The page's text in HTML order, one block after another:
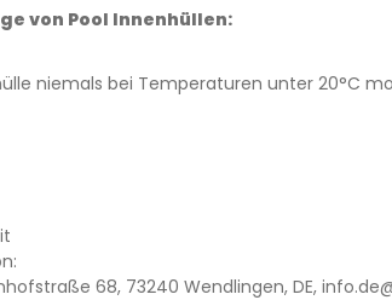
von Pool Innenhüllen:
niemals bei Temperaturen unter 20°C
68, 73240 Wendlingen, DE,